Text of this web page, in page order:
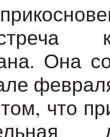
Она
что